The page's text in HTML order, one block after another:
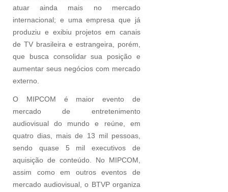
atuar ainda mais no mercado
internacional; e uma empresa que já
produziu e exibiu projetos em canais
de TV brasileira e estrangeira, porém,
que busca consolidar sua posição e
aumentar seus negócios com mercado
externo.
O MIPCOM é maior evento de
mercado de entretenimento
audiovisual do mundo e reúne, em
quatro dias, mais de 13 mil pessoas,
sendo quase 5 mil executivos de
aquisição de conteúdo. No MIPCOM,
assim como em outros eventos de
mercado audiovisual, o BTVP organiza